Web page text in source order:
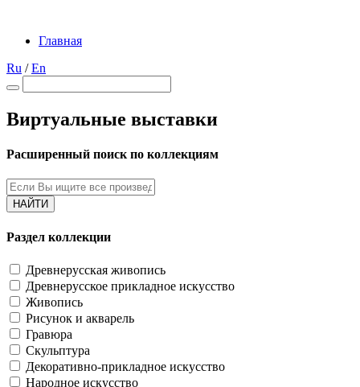
Главная
Ru /En
Виртуальные выставки
Расширенный поиск по коллекциям
НАЙТИ
Раздел коллекции
Древнерусская живопись
Древнерусское прикладное искусство
Живопись
Рисунок и акварель
Гравюра
Скульптура
Декоративно-прикладное искусство
Народное искусство